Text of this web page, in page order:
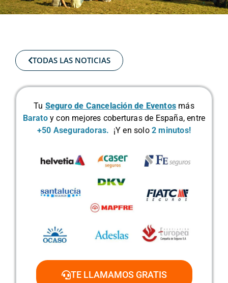
TODAS LAS NOTICIAS
Tu Seguro de Cancelación de Eventos más
Baratoy con mejores coberturas de España, entre
+50 Aseguradoras. ¡Y en solo 2 minutos!
TE LLAMAMOS GRATIS